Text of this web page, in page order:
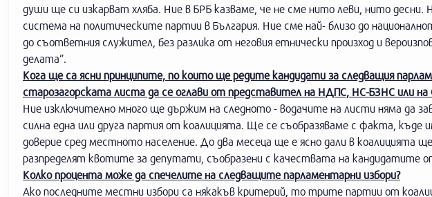
души ще си изкарват хляба. Ние в БРБ казваме, че не сме нито леви, нито
система на политическите партии в България. Ние сме най- близо до
до съответния служител, без разлика от неговия етнически произход и
делата”.
Кога ще са ясни принципите, по които ще редите кандидати за следващия
старозагорската листа да се оглави от представител на НДПС, НС-БЗНС или на
Ние изключително много ще държим на следното - водачите на листи няма да
силна една или друга партия от коалицията. Ще се съобразяваме с факта, къде
доверие сред местното население. До два месеца ще е ясно дали в коалицията
разпределят квотите за депутати, съобразени с качествата на кандидатите
Колко процента може да спечелите на следващите парламентарни избори?
Ако последните местни избори са някакъв критерий, то трите партии от